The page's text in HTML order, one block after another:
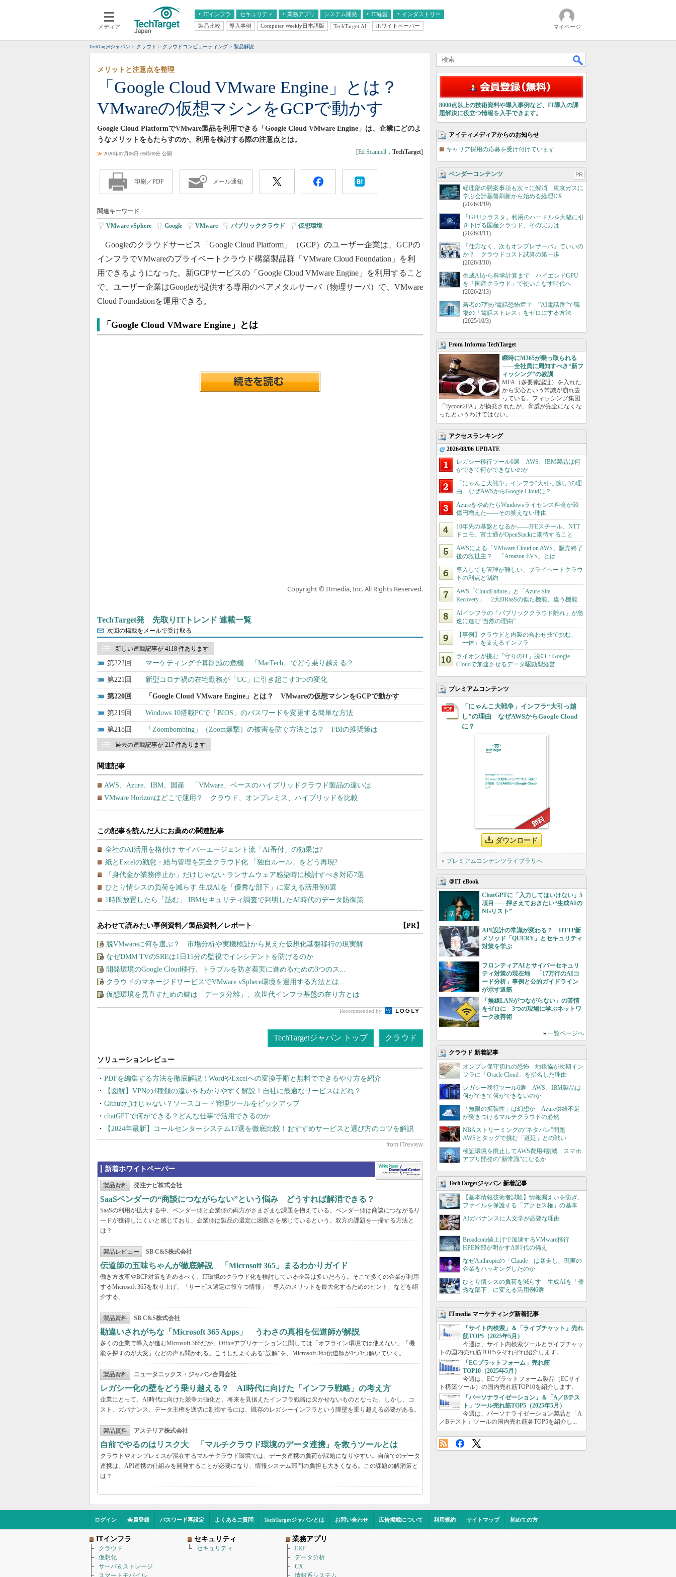
メディア
ITインフラ
クラウド
スマートモバイル
ネットワーク
システム運用管理
セキュリティ 業務アプリ
エンタープライズAI
ERP
情報系システム
システム開発 IT経営
経営とIT
インダストリー
医療IT
製品比較 導入事例 Computer Weekly日本語版 TechTarget.AI ホワイトペーパー マイページ
TechTargetジャパン クラウド クラウドコンピューティング 製品解説
「Google Cloud VMware Engine」とは？
VMwareの仮想マシンをGCPで動かす
メリットと注意点を整理
Google Cloud PlatformでVMware製品を利用できる「Google Cloud VMware Engine」は、企業にどのよ
うなメリットをもたらすのか。利用を検討する際の注意点とは。
≫ 2020年07月06日 05時00分 公開 [Ed Scannell ， TechTarget]
印刷／PDF メール通知
関連キーワード
VMware vSphere Google VMware パブリッククラウド 仮想環境
Googleのクラウドサービス「Google Cloud Platform」（GCP）のユーザー企業は、GCPの
インフラでVMwareのプライベートクラウド構築製品群「VMware Cloud Foundation」を利
用できるようになった。新GCPサービスの「Google Cloud VMware Engine」を利用すること
で、ユーザー企業はGoogleが提供する専用のベアメタルサーバ（物理サーバ）で、VMware
Cloud Foundationを運用できる。
「Google Cloud VMware Engine」とは
Copyright © ITmedia, Inc. All Rights Reserved.
TechTarget発 先取りITトレンド 連載一覧
次回の掲載をメールで受け取る
新しい連載記事が 4118 件あります
222 マーケティング予算削減の危機 「MarTech」でどう乗り越える？
221 新型コロナ禍の在宅勤務が「UC」に引き起こす3つの変化
220 「Google Cloud VMware Engine」とは？ VMwareの仮想マシンをGCPで動かす
219 Windows 10搭載PCで「BIOS」のパスワードを変更する簡単な方法
218 「Zoombombing」（Zoom爆撃）の被害を防ぐ方法とは？ FBIの推奨策は
過去の連載記事が 217 件あります
関連記事
AWS、Azure、IBM、国産 「VMware」ベースのハイブリッドクラウド製品の違いは
VMware Horizonはどこで運用？ クラウド、オンプレミス、ハイブリッドを比較
あわせて読みたい事例資料／製品資料／レポート 【PR】
脱VMwareに何を選ぶ？ 市場分析や実機検証から見えた仮想化基盤移行の現実解
なぜDMM TVのSREは1日15分の監視でインシデントを防げるのか
開発環境のGoogle Cloud移行、トラブルを防ぎ着実に進めるための3つのス...
クラウドのマネージドサービスでVMware vSphere環境を運用する方法とは...
仮想環境を見直すための鍵は「データ分離」、次世代インフラ基盤の在り方とは
Recommended by
TechTargetジャパン トップ クラウド
PDFを編集する方法を徹底解説！WordやExcelへの変換手順と無料でできるやり方を紹介
【図解】VPNの4種類の違いをわかりやすく解説！自社に最適なサービスはどれ？
Githubだけじゃない？ソースコード管理ツールをピックアップ
chatGPTで何ができる？どんな仕事で活用できるのか
【2024年最新】コールセンターシステム17選を徹底比較！おすすめサービスと選び方のコツを解説
新着ホワイトペーパー
製品資料 発注ナビ株式会社
SaaSベンダーの“商談につながらない”という悩み どうすれば解消できる？
SaaSの利用が拡大する中、ベンダー側と企業側の両方がさまざまな課題を抱えている。ベンダー側は商談につながるリ
ードが獲得しにくいと感じており、企業側は製品の選定に困難さを感じているという。双方の課題を一掃する方法と
は？
製品レビュー SB C&S株式会社
伝道師の五味ちゃんが徹底解説 「Microsoft 365」まるわかりガイド
働き方改革やBCP対策を進めるべく、IT環境のクラウド化を検討している企業は多いだろう。そこで多くの企業が利用
するMicrosoft 365を取り上げ、「サービス選定に役立つ情報」「導入のメリットを最大化するためのヒント」などを紹
介する。
製品資料 SB C&S株式会社
勘違いされがちな「Microsoft 365 Apps」 うわさの真相を伝道師が解説
多くの企業で導入が進むMicrosoft 365だが、Officeアプリケーションに関しては「オフライン環境では使えない」「機
能を探すのが大変」などの声も聞かれる。こうしたよくある“誤解”を、Microsoft 365伝道師が1つ1つ解いていく。
製品資料 ニュータニックス・ジャパン合同会社
レガシー化の壁をどう乗り越える？ AI時代に向けた「インフラ戦略」の考え方
企業にとって、AI時代に向けた競争力強化と、将来を見据えたインフラ戦略は欠かせないものとなった。しかし、コ
スト、ガバナンス、データ主権を適切に制御するには、既存のレガシーインフラという障壁を乗り越える必要がある。
製品資料 アステリア株式会社
自前でやるのはリスク大 「マルチクラウド環境のデータ連携」を救うツールとは
クラウドやオンプレミスが混在するマルチクラウド環境では、データ連携の負荷が課題になりやすい。自前でのデータ
連携は、API連携の仕組みを開発することが必要になり、情報システム部門の負担も大きくなる。この課題の解消策と
は？
8000点以上の技術資料や導入事例など、IT導入の課
題解決に役立つ情報を入手できます。
アイティメディアからのお知らせ
キャリア採用の応募を受け付けています
ベンダーコンテンツ PR
経理部の懸案事項も次々に解消 東京ガスに
学ぶ会計基盤刷新から始める経理DX
(2026/3/19)
「GPUクラスタ」利用のハードルを大幅に引
き下げる国産クラウド、その実力は
(2026/3/11)
「仕方なく、次もオンプレサーバ」でいいの
か？ クラウドコスト試算の第一歩
(2026/3/10)
生成AIから科学計算まで ハイエンドGPU
を「国産クラウド」で使いこなす時代へ
(2026/2/13)
若者の7割が電話恐怖症？ ”AI電話番”で職
場の「電話ストレス」をゼロにする方法
(2025/10/3)
From Informa TechTarget
瞬時にM365が乗っ取られる
――全社員に周知すべき“新フ
ィッシング”の教訓
MFA（多要素認証）を入れた
から安心という常識が崩れ去
っている。フィッシング集団
「Tycoon2FA」が摘発されたが、脅威が完全になくな
ったというわけではない。
アクセスランキング
2026/08/06 UPDATE
レガシー移行ツール6選 AWS、IBM製品は何
ができて何ができないのか
「にゃんこ大戦争」インフラ“大引っ越し”の理
由 なぜAWSからGoogle Cloudに？
AzureをやめたらWindowsライセンス料金が60
億円増えた――その笑えない理由
10年先の基盤となるか――JFEスチール、NTT
ドコモ、富士通がOpenStackに期待すること
AWSによる「VMware Cloud on AWS」販売終了
後の救世主？ 「Amazon EVS」とは
導入しても管理が難しい、プライベートクラウ
ドの利点と制約
AWS「CloudEndure」と「Azure Site
Recovery」 2大DRaaSの似た機能、違う機能
AIインフラの「パブリッククラウド離れ」が急
速に進む“当然の理由”
【事例】クラウドと内製の合わせ技で挑む、
「一休」を支えるインフラ
ライオンが挑む「守りのIT」脱却：Google
Cloudで加速させるデータ駆動型経営
プレミアムコンテンツ
「にゃんこ大戦争」インフラ“大引っ越
し”の理由 なぜAWSからGoogle Cloud
に？
ダウンロード
» プレミアムコンテンツライブラリへ
＠IT eBook
ChatGPTに「入力してはいけない」5
項目――押さえておきたい“生成AIの
NGリスト”
API設計の常識が変わる？ HTTP新
メソッド「QUERY」とセキュリティ
対策を学ぶ
フロンティアAIとサイバーセキュリ
ティ対策の現在地 「17万行のAIコ
ード分析」事例と公的ガイドライン
が示す道筋
「無線LANがつながらない」の苦情
をゼロに 3つの現場に学ぶネットワ
ーク改善術
» 一覧ページへ
クラウド 新着記事
オンプレ保守切れの恐怖 地銀協が次期イン
フラに「Oracle Cloud」を指名した理由
レガシー移行ツール6選 AWS、IBM製品は
何ができて何ができないのか
「無限の拡張性」は幻想か Azure供給不足
が突きつけるマルチクラウドの必然
NBAストリーミングの“ネタバレ”問題
AWSとタッグで挑む「遅延」との戦い
検証環境を廃止してAWS費用4割減 スマホ
アプリ開発の"新常識"になるか
TechTargetジャパン 新着記事
【基本情報技術者試験】情報漏えいを防ぎ、
ファイルを保護する「アクセス権」の基本
AIガバナンスに人文学が必要な理由
Broadcom値上げで加速するVMware移行
HPE幹部が明かすAI時代の備え
なぜAnthropicの「Claude」は暴走し、現実の
企業をハッキングしたのか
ひとり情シスの負荷を減らす 生成AIを「優
秀な部下」に変える活用例6選
ITmedia マーケティング新着記事
「サイト内検索」＆「ライブチャット」売れ
筋TOP5（2025年5月）
今週は、サイト内検索ツールとライブチャッ
トの国内売れ筋TOP5をそれぞれ紹介します。
「ECプラットフォーム」売れ筋
TOP10（2025年5月）
今週は、ECプラットフォーム製品（ECサイ
ト構築ツール）の国内売れ筋TOP10を紹介します。
「パーソナライゼーション」＆「A／Bテス
ト」ツール売れ筋TOP5（2025年5月）
今週は、パーソナライゼーション製品と「A
／Bテスト」ツールの国内売れ筋各TOP5を紹介し...
ログイン 会員登録 パスワード再設定 よくあるご質問 TechTargetジャパンとは お問い合わせ 広告掲載について 利用規約 サイトマップ 初めての方
ITインフラ
クラウド
仮想化
サーバ＆ストレージ
セキュリティ
セキュリティ
業務アプリ
ERP
データ分析
CX